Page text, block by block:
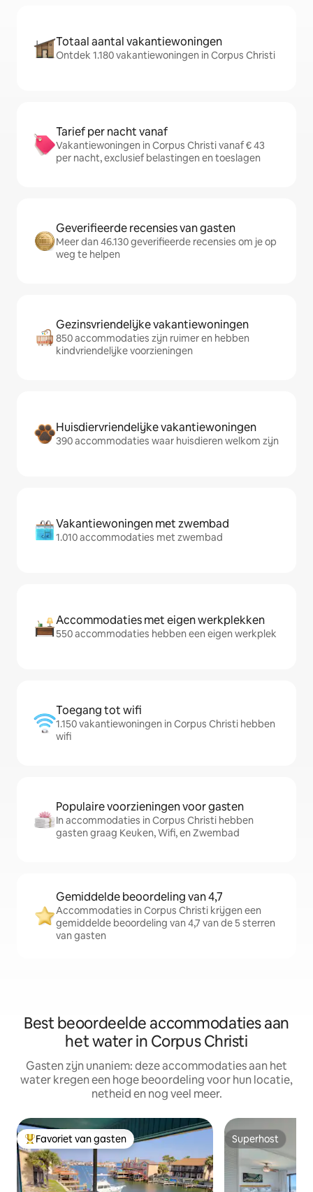
Totaal aantal vakantiewoningen
Ontdek 1.180 vakantiewoningen in Corpus Christi
Tarief per nacht vanaf
Vakantiewoningen in Corpus Christi vanaf € 43
per nacht, exclusief belastingen en toeslagen
Geverifieerde recensies van gasten
Meer dan 46.130 geverifieerde recensies om je op
weg te helpen
Gezinsvriendelijke vakantiewoningen
850 accommodaties zijn ruimer en hebben
kindvriendelijke voorzieningen
Huisdiervriendelijke vakantiewoningen
390 accommodaties waar huisdieren welkom zijn
Vakantiewoningen met zwembad
1.010 accommodaties met zwembad
Accommodaties met eigen werkplekken
550 accommodaties hebben een eigen werkplek
Toegang tot wifi
1.150 vakantiewoningen in Corpus Christi hebben
wifi
Populaire voorzieningen voor gasten
In accommodaties in Corpus Christi hebben
gasten graag Keuken, Wifi, en Zwembad
Gemiddelde beoordeling van 4,7
Accommodaties in Corpus Christi krijgen een
gemiddelde beoordeling van 4,7 van de 5 sterren
van gasten
Best beoordeelde accommodaties aan
het water in Corpus Christi
Gasten zijn unaniem: deze accommodaties aan het
water kregen een hoge beoordeling voor hun locatie,
netheid en nog veel meer.
Topfavoriet van gasten
Favoriet van gasten Superhost
Superhost